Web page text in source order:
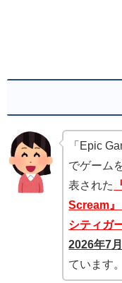
「Epic
でゲーム
表された
Scream
シティガ
2026年7月
ています。